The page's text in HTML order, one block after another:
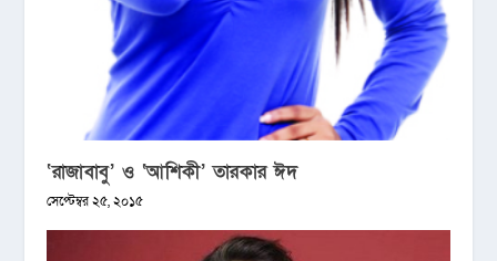
‘রাজাবাবু’ ও ‘আশিকী’ তারকার ঈদ
সেপ্টেম্বর ২৫, ২০১৫